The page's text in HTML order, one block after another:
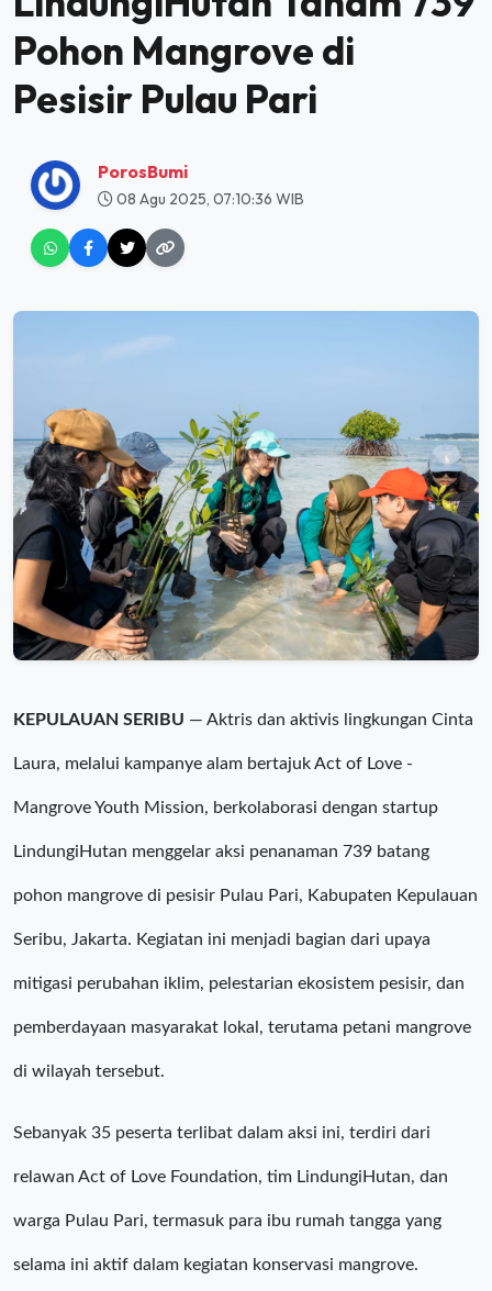
Pohon Mangrove di
Pesisir Pulau Pari
PorosBumi
08 Agu 2025, 07:10:36 WIB
KEPULAUAN SERIBU — Aktris dan aktivis lingkungan Cinta
Laura, melalui kampanye alam bertajuk Act of Love -
Mangrove Youth Mission, berkolaborasi dengan startup
LindungiHutan menggelar aksi penanaman 739 batang
pohon mangrove di pesisir Pulau Pari, Kabupaten Kepulauan
Seribu, Jakarta. Kegiatan ini menjadi bagian dari upaya
mitigasi perubahan iklim, pelestarian ekosistem pesisir, dan
pemberdayaan masyarakat lokal, terutama petani mangrove
di wilayah tersebut.
Sebanyak 35 peserta terlibat dalam aksi ini, terdiri dari
relawan Act of Love Foundation, tim LindungiHutan, dan
warga Pulau Pari, termasuk para ibu rumah tangga yang
selama ini aktif dalam kegiatan konservasi mangrove.